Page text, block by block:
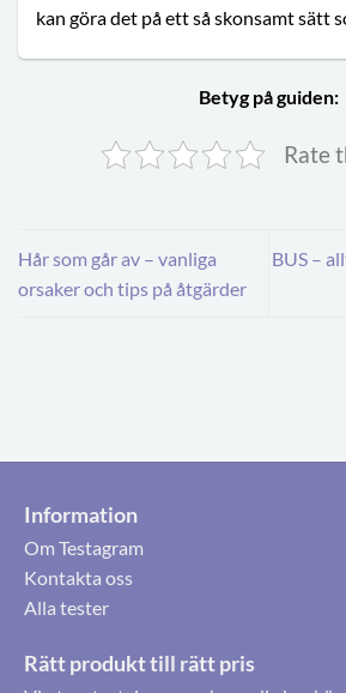
kan göra det på ett så skonsamt sätt
Betyg på guiden:
Rate
Hår som går av – vanliga
orsaker och tips på åtgärder
BUS –
Information
Om Testagram
Kontakta oss
Alla tester
Rätt produkt till rätt pris